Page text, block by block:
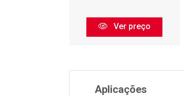
Ver preço
Aplicações